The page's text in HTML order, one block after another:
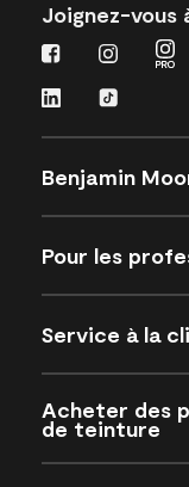
Joignez-vous
Benjamin
Pour les
Service à la
Acheter des
de teinture